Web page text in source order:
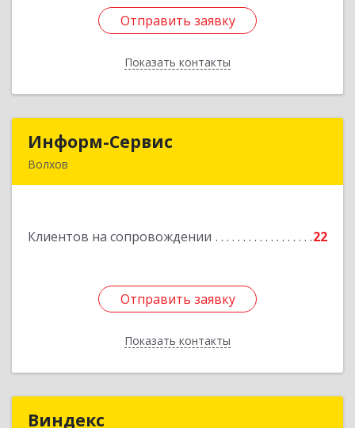
Отправить заявку
Показать контакты
Отправить заявку
Назад
Информ-Сервис
Волхов
Клиентов на сопровождении 22
Отправить заявку
Показать контакты
Подробнее
Отправить заявку
Назад
Виндекс